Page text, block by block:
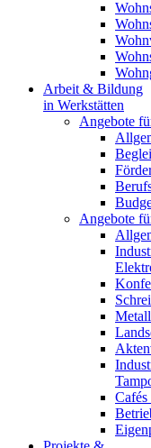
Arbeit & Bildung
in Werkstätten
Angebote
Angebote